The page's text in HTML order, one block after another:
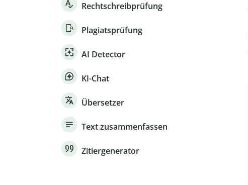
Rechtschreibprüfung
Plagiatsprüfung
AI Detector
KI-Chat
Übersetzer
Text zusammenfassen
Zitiergenerator